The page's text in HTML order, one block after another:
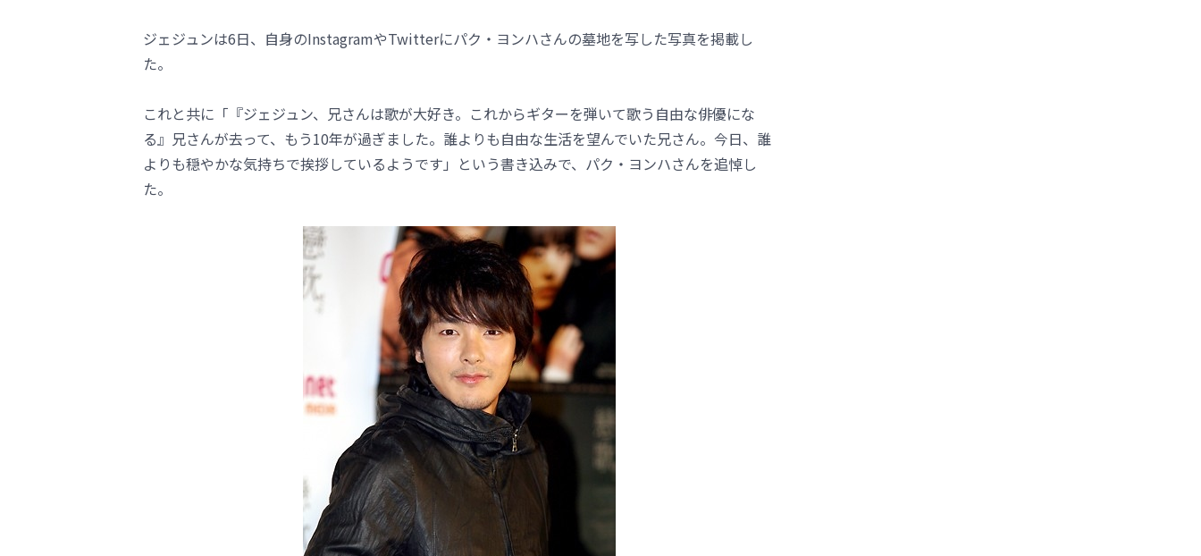
ジェジュンは6日、自身のInstagramやTwitterにパク・ヨンハさんの墓地を写した写真を掲載し
た。
これと共に「『ジェジュン、兄さんは歌が大好き。これからギターを弾いて歌う自由な俳優にな
る』兄さんが去って、もう10年が過ぎました。誰よりも自由な生活を望んでいた兄さん。今日、誰
よりも穏やかな気持ちで挨拶しているようです」という書き込みで、パク・ヨンハさんを追悼し
た。